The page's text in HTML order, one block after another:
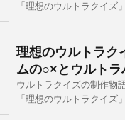
「理想のウルトラクイズ
理想のウルトラク
ムの○×とウルトラ
ウルトラクイズの制作物
「理想のウルトラクイズ